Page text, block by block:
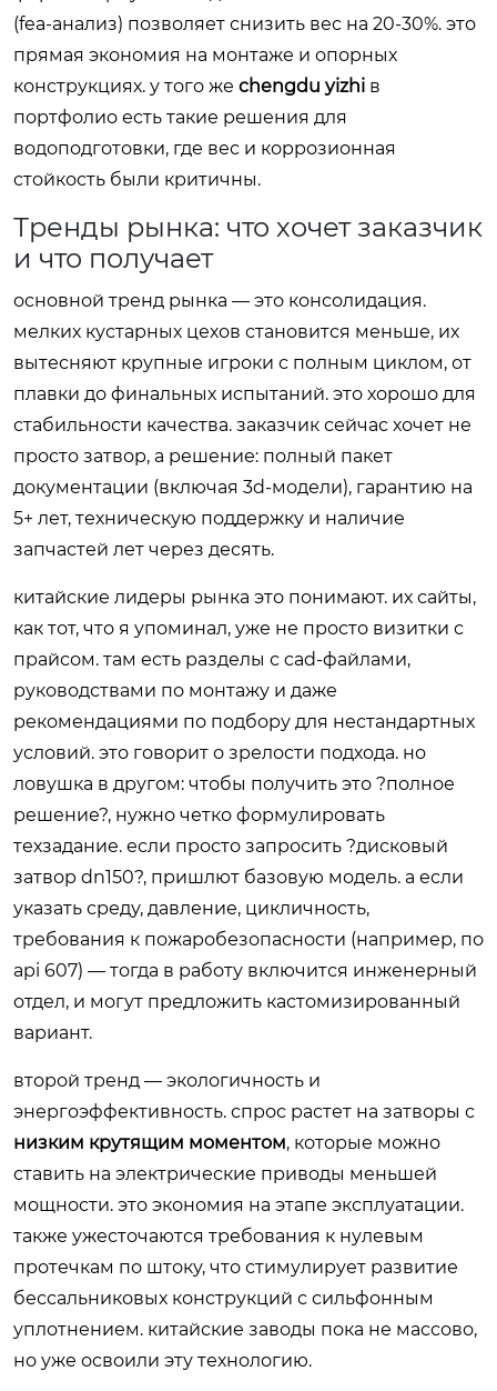
(fea-анализ) позволяет снизить вес на 20-30%. это
прямая экономия на монтаже и опорных
конструкциях. у того же chengdu yizhi в
портфолио есть такие решения для
водоподготовки, где вес и коррозионная
стойкость были критичны.
Тренды рынка: что хочет заказчик
и что получает
основной тренд рынка — это консолидация.
мелких кустарных цехов становится меньше, их
вытесняют крупные игроки с полным циклом, от
плавки до финальных испытаний. это хорошо для
стабильности качества. заказчик сейчас хочет не
просто затвор, а решение: полный пакет
документации (включая 3d-модели), гарантию на
5+ лет, техническую поддержку и наличие
запчастей лет через десять.
китайские лидеры рынка это понимают. их сайты,
как тот, что я упоминал, уже не просто визитки с
прайсом. там есть разделы с cad-файлами,
руководствами по монтажу и даже
рекомендациями по подбору для нестандартных
условий. это говорит о зрелости подхода. но
ловушка в другом: чтобы получить это ?полное
решение?, нужно четко формулировать
техзадание. если просто запросить ?дисковый
затвор dn150?, пришлют базовую модель. а если
указать среду, давление, цикличность,
требования к пожаробезопасности (например, по
api 607) — тогда в работу включится инженерный
отдел, и могут предложить кастомизированный
вариант.
второй тренд — экологичность и
энергоэффективность. спрос растет на затворы с
низким крутящим моментом, которые можно
ставить на электрические приводы меньшей
мощности. это экономия на этапе эксплуатации.
также ужесточаются требования к нулевым
протечкам по штоку, что стимулирует развитие
бессальниковых конструкций с сильфонным
уплотнением. китайские заводы пока не массово,
но уже освоили эту технологию.